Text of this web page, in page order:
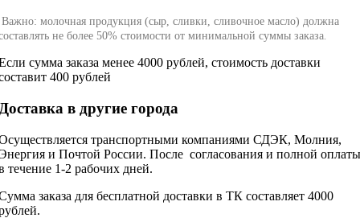
Важно: молочная продукция (сыр, сливки, сливочное масло) должна
не более 50% стоимости от минимальной суммы заказа.
сумма заказа менее 4000 рублей, стоимость доставки
400 рублей
в другие города
транспортными компаниями СДЭК, Молния,
и Почтой России. После согласования и полной оплаты
течение 1-2 рабочих дней.
заказа для бесплатной доставки в ТК составляет 4000